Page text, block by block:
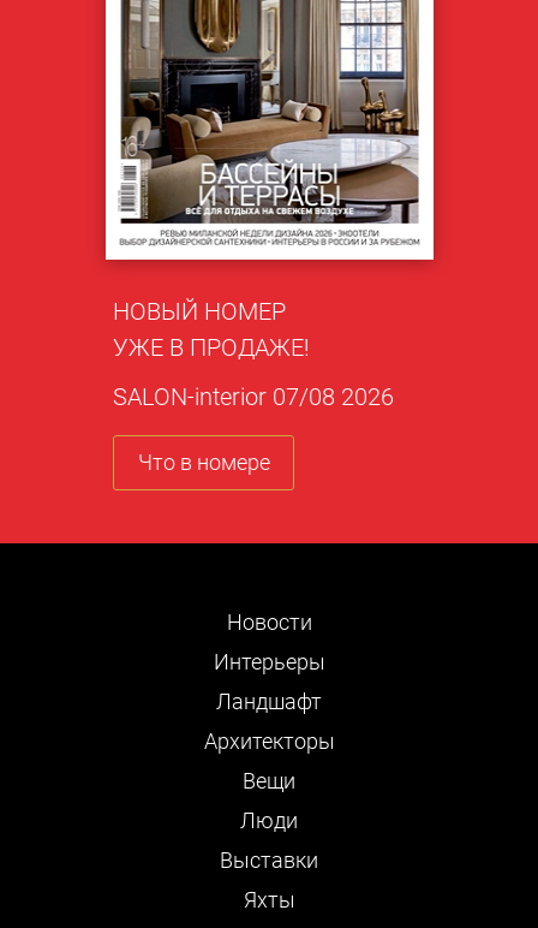
НОВЫЙ НОМЕР
УЖЕ В ПРОДАЖЕ!
SALON-interior 07/08 2026
Что в номере
Новости
Интерьеры
Ландшафт
Архитекторы
Вещи
Люди
Выставки
Яхты